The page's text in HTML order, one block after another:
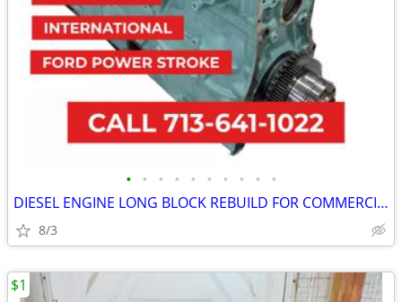
• • • • • • • • • •
DIESEL ENGINE LONG BLOCK REBUILD FOR COMMERCIAL INDUSTRIAL AGRICULTURE
8/3
$1